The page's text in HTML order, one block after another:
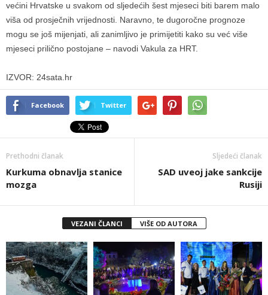
većini Hrvatske u svakom od sljedećih šest mjeseci biti barem malo
viša od prosječnih vrijednosti. Naravno, te dugoročne prognoze
mogu se još mijenjati, ali zanimljivo je primijetiti kako su već više
mjeseci prilično postojane – navodi Vakula za HRT.
IZVOR: 24sata.hr
Facebook Twitter
Prethodni članak
Kurkuma obnavlja stanice
mozga
Sljedeći članak
SAD uveoj jake sankcije
Rusiji
VEZANI ČLANCI VIŠE OD AUTORA